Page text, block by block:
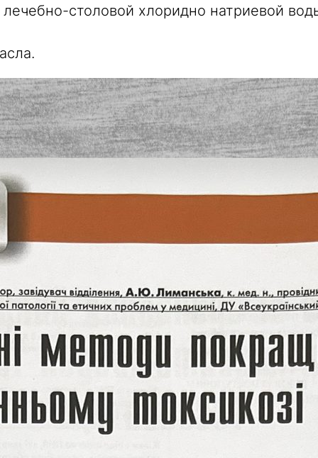
столовой хлоридно натриевой